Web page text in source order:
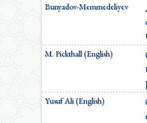
Bunyadov-Memmedeliyev
M. Pickthall (English)
Yusuf Ali (English)